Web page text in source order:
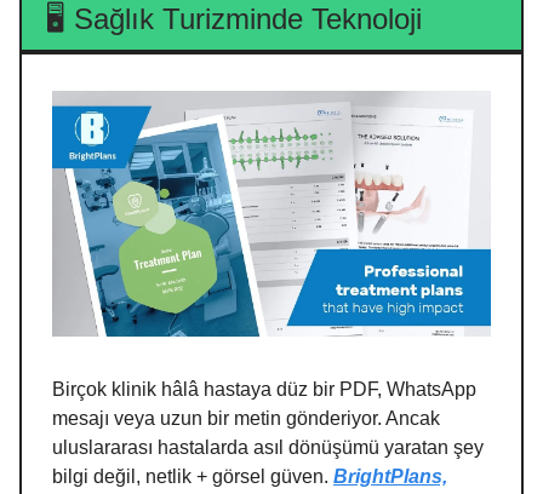
🖥️ Sağlık Turizminde Teknoloji
Birçok klinik hâlâ hastaya düz bir PDF, WhatsApp
mesajı veya uzun bir metin gönderiyor. Ancak
uluslararası hastalarda asıl dönüşümü yaratan şey
bilgi değil, netlik + görsel güven. BrightPlans,